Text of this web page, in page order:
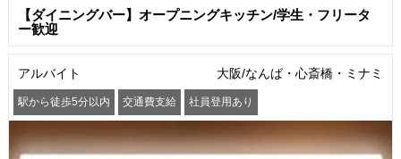
【ダイニングバー】オープニングキッチン/学生・フリータ
ー歓迎
アルバイト 大阪/なんば・心斎橋・ミナミ
駅から徒歩5分以内 交通費支給 社員登用あり